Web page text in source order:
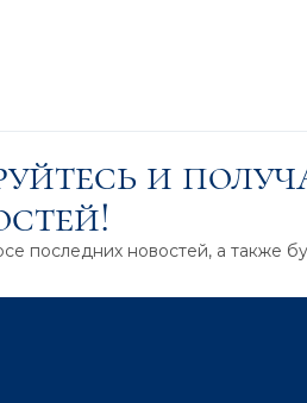
и
последних новостей, а также